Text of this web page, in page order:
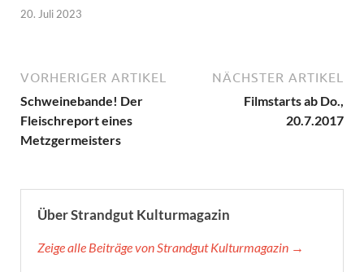
20. Juli 2023
VORHERIGER ARTIKEL
Schweinebande! Der
Fleischreport eines
Metzgermeisters
NÄCHSTER ARTIKEL
Filmstarts ab Do.,
20.7.2017
Über Strandgut Kulturmagazin
Zeige alle Beiträge von Strandgut Kulturmagazin →